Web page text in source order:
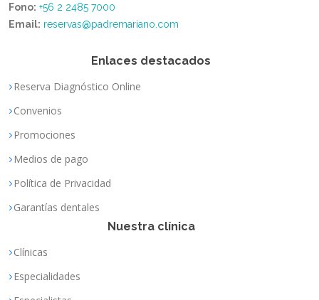
Fono: +56 2 2485 7000
Email: reservas@padremariano.com
Enlaces destacados
Reserva Diagnóstico Online
Convenios
Promociones
Medios de pago
Política de Privacidad
Garantías dentales
Nuestra clínica
Clínicas
Especialidades